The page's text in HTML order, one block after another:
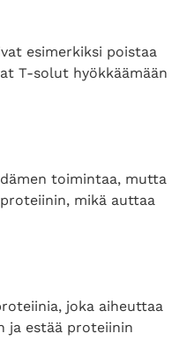
esimerkiksi poistaa
T-solut hyökkäämään
toimintaa, mutta
mikä auttaa
joka aiheuttaa
ja estää proteiinin